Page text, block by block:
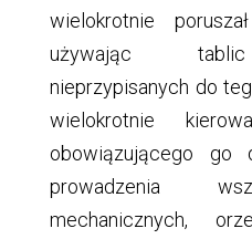
wielokrotnie
używając
nieprzypisanych do
wielokrotnie
obowiązującego go
prowadzenia
mechanicznych,